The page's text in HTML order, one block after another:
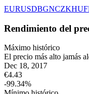
EURUSDBGNCZKHUF
Rendimiento del
Máximo histórico
El precio más alto jamás
Dec 18, 2017
€4.43
-99.34%